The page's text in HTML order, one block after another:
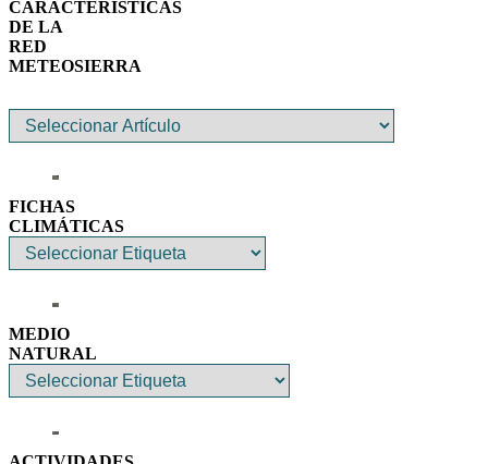
CARACTERÍSTICAS
DE LA
RED
METEOSIERRA
FICHAS
CLIMÁTICAS
MEDIO
NATURAL